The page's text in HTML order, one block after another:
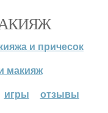
и причесок
макияж
игры отзывы